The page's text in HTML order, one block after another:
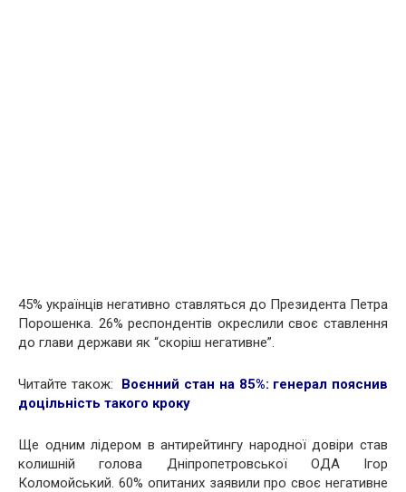
45% українцiв негативно ставляться до Президента Петра
Порошенка. 26% респондентiв окреслили своє ставлення
до глави держави як “скорiш негативне”.
Читайте також: Воєнний стан на 85%: генерал пояснив
доцільність такого кроку
Ще одним лiдером в антирейтингу народної довiри став
колишнiй голова Днiпропетровської ОДА Iгор
Коломойський. 60% опитаних заявили про своє негативне